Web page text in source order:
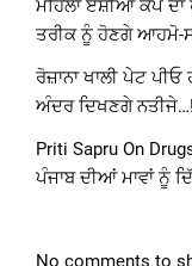
ਮਹਿਲਾ ਏਸ਼ੀਆ ਕੱਪ ਦਾ
ਤਰੀਕ ਨੂੰ ਹੋਣਗੇ ਆਹਮੋ-
ਰੋਜ਼ਾਨਾ ਖਾਲੀ ਪੇਟ
ਅੰਦਰ ਦਿਖਣਗੇ ਨਤੀਜੇ…!
Priti Sapru On
ਪੰਜਾਬ ਦੀਆਂ ਮਾਵਾਂ ਨੂੰ
No comments to